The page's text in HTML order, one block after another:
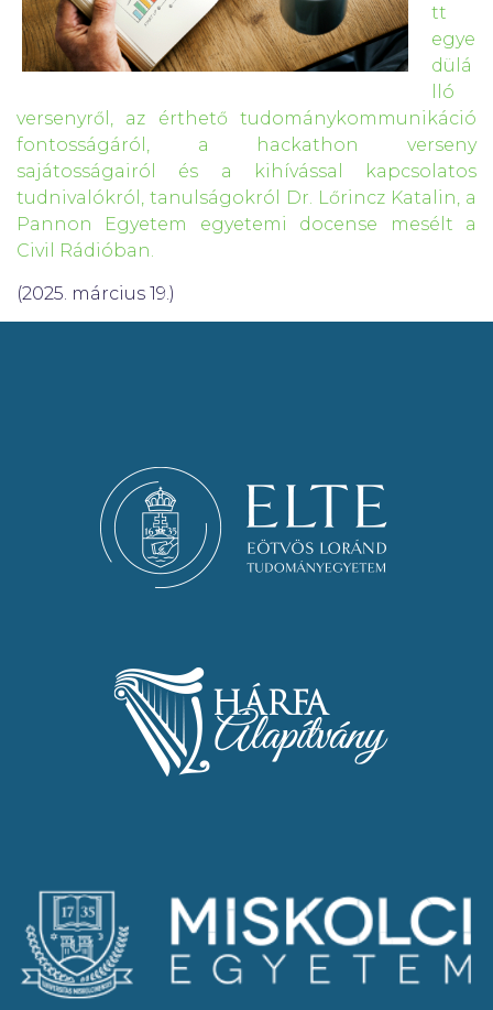
tt
egye
dülá
lló
versenyről, az érthető tudománykommunikáció
fontosságáról, a hackathon verseny
sajátosságairól és a kihívással kapcsolatos
tudnivalókról, tanulságokról Dr. Lőrincz Katalin, a
Pannon Egyetem egyetemi docense mesélt a
Civil Rádióban.
(2025. március 19.)